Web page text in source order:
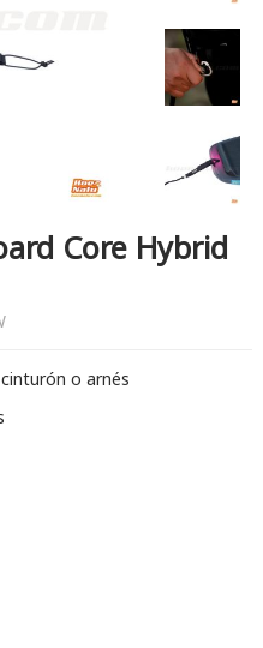
Core Hybrid
o arnés